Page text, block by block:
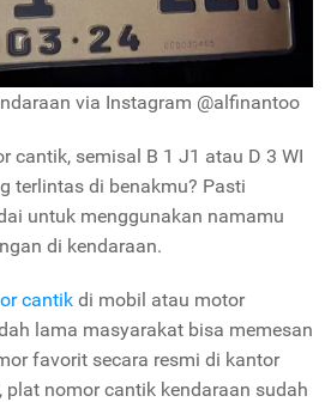
via Instagram @alfinantoo
cantik, semisal B 1 J1 atau D 3 WI
terlintas di benakmu? Pasti
untuk menggunakan namamu
di kendaraan.
cantik di mobil atau motor
lama masyarakat bisa memesan
favorit secara resmi di kantor
nomor cantik kendaraan sudah